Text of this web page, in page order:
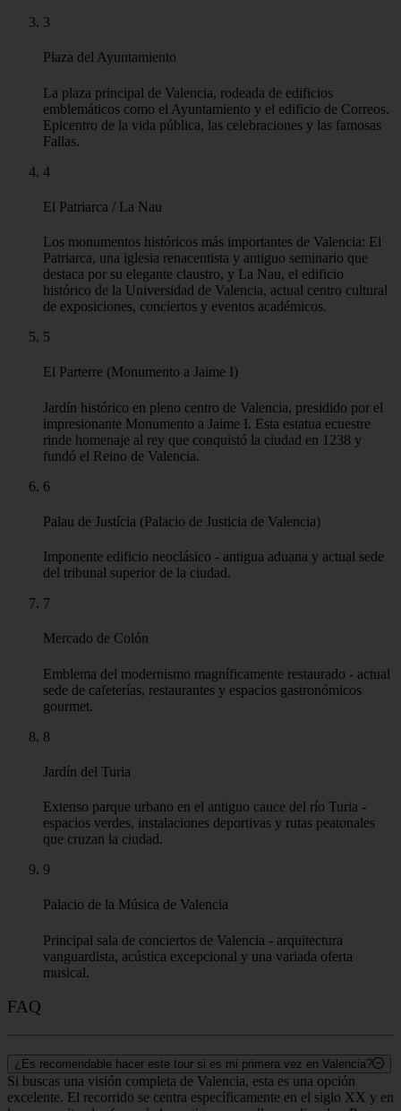
3
Plaza del Ayuntamiento
La plaza principal de Valencia, rodeada de edificios
emblemáticos como el Ayuntamiento y el edificio de Correos.
Epicentro de la vida pública, las celebraciones y las famosas
Fallas.
4
El Patriarca / La Nau
Los monumentos históricos más importantes de Valencia: El
Patriarca, una iglesia renacentista y antiguo seminario que
destaca por su elegante claustro, y La Nau, el edificio
histórico de la Universidad de Valencia, actual centro cultural
de exposiciones, conciertos y eventos académicos.
5
El Parterre (Monumento a Jaime I)
Jardín histórico en pleno centro de Valencia, presidido por el
impresionante Monumento a Jaime I. Esta estatua ecuestre
rinde homenaje al rey que conquistó la ciudad en 1238 y
fundó el Reino de Valencia.
6
Palau de Justícia (Palacio de Justicia de Valencia)
Imponente edificio neoclásico - antigua aduana y actual sede
del tribunal superior de la ciudad.
7
Mercado de Colón
Emblema del modernismo magníficamente restaurado - actual
sede de cafeterías, restaurantes y espacios gastronómicos
gourmet.
8
Jardín del Turia
Extenso parque urbano en el antiguo cauce del río Turia -
espacios verdes, instalaciones deportivas y rutas peatonales
que cruzan la ciudad.
9
Palacio de la Música de Valencia
Principal sala de conciertos de Valencia - arquitectura
vanguardista, acústica excepcional y una variada oferta
musical.
FAQ
¿Es recomendable hacer este tour si es mi primera vez en Valencia?
Si buscas una visión completa de Valencia, esta es una opción
excelente. El recorrido se centra específicamente en el siglo XX y en